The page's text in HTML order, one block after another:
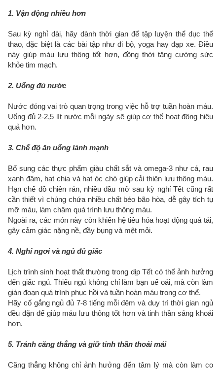
1. Vận động nhiều hơn
Sau kỳ nghỉ dài, hãy dành thời gian để tập luyện thể dục thể
thao, đặc biệt là các bài tập như đi bộ, yoga hay đạp xe. Điều
này giúp máu lưu thông tốt hơn, đồng thời tăng cường sức
khỏe tim mạch.
2. Uống đủ nước
Nước đóng vai trò quan trọng trong việc hỗ trợ tuần hoàn máu.
Uống đủ 2-2,5 lít nước mỗi ngày sẽ giúp cơ thể hoạt động hiệu
quả hơn.
3. Chế độ ăn uống lành mạnh
Bổ sung các thực phẩm giàu chất sắt và omega-3 như cá, rau
xanh đậm, hạt chia và hạt óc chó giúp cải thiện lưu thông máu.
Hạn chế đồ chiên rán, nhiều dầu mỡ sau kỳ nghỉ Tết cũng rất
cần thiết vì chúng chứa nhiều chất béo bão hòa, dễ gây tích tụ
mỡ máu, làm chậm quá trình lưu thông máu.
Ngoài ra, các món này còn khiến hệ tiêu hóa hoạt động quá tải,
gây cảm giác nặng nề, đầy bụng và mệt mỏi.
4. Nghỉ ngơi và ngủ đủ giấc
Lịch trình sinh hoạt thất thường trong dịp Tết có thể ảnh hưởng
đến giấc ngủ. Thiếu ngủ không chỉ làm bạn uể oải, mà còn làm
gián đoạn quá trình phục hồi và tuần hoàn máu trong cơ thể.
Hãy cố gắng ngủ đủ 7-8 tiếng mỗi đêm và duy trì thời gian ngủ
đều đặn để giúp máu lưu thông tốt hơn và tinh thần sảng khoái
hơn.
5. Tránh căng thẳng và giữ tinh thần thoải mái
Căng thẳng không chỉ ảnh hưởng đến tâm lý mà còn làm co